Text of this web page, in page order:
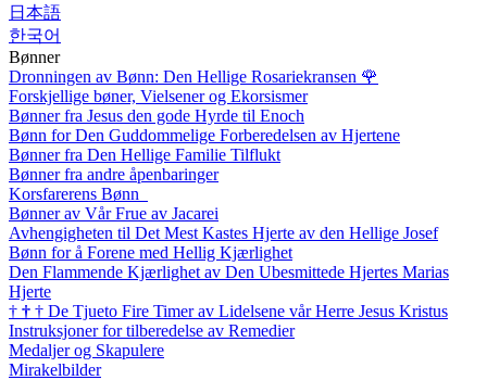
日本語
한국어
Bønner
Dronningen av Bønn: Den Hellige Rosariekransen 🌹
Forskjellige bøner, Vielsener og Ekorsismer
Bønner fra Jesus den gode Hyrde til Enoch
Bønn for Den Guddommelige Forberedelsen av Hjertene
Bønner fra Den Hellige Familie Tilflukt
Bønner fra andre åpenbaringer
Korsfarerens Bønn
Bønner av Vår Frue av Jacarei
Avhengigheten til Det Mest Kastes Hjerte av den Hellige Josef
Bønn for å Forene med Hellig Kjærlighet
Den Flammende Kjærlighet av Den Ubesmittede Hjertes Marias
Hjerte
† † † De Tjueto Fire Timer av Lidelsene vår Herre Jesus Kristus
Instruksjoner for tilberedelse av Remedier
Medaljer og Skapulere
Mirakelbilder